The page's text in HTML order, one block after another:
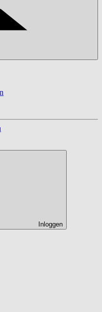
Inloggen